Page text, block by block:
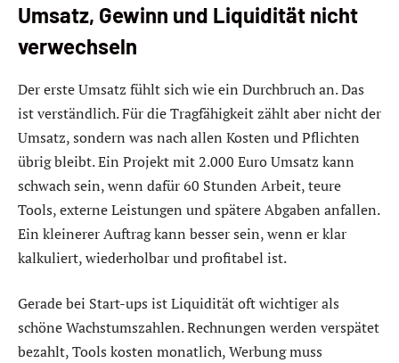
Umsatz, Gewinn und Liquidität nicht
verwechseln
Der erste Umsatz fühlt sich wie ein Durchbruch an. Das
ist verständlich. Für die Tragfähigkeit zählt aber nicht der
Umsatz, sondern was nach allen Kosten und Pflichten
übrig bleibt. Ein Projekt mit 2.000 Euro Umsatz kann
schwach sein, wenn dafür 60 Stunden Arbeit, teure
Tools, externe Leistungen und spätere Abgaben anfallen.
Ein kleinerer Auftrag kann besser sein, wenn er klar
kalkuliert, wiederholbar und profitabel ist.
Gerade bei Start-ups ist Liquidität oft wichtiger als
schöne Wachstumszahlen. Rechnungen werden verspätet
bezahlt, Tools kosten monatlich, Werbung muss